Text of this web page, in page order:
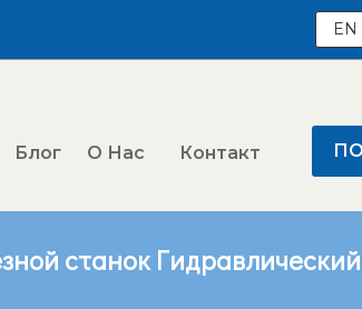
EN
Блог О Нас Контакт
станок Гидравлический